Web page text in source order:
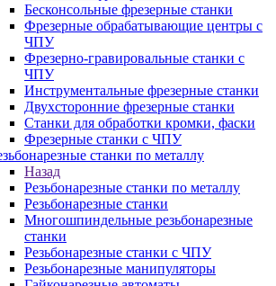
Бесконсольные фрезерные станки
Фрезерные обрабатывающие центры с
ЧПУ
Фрезерно-гравировальные станки с
ЧПУ
Инструментальные фрезерные станки
Двухсторонние фрезерные станки
Станки для обработки кромки, фаски
Фрезерные станки с ЧПУ
станки по металлу
Назад
Резьбонарезные станки по металлу
Резьбонарезные станки
Многошпиндельные резьбонарезные
станки
Резьбонарезные станки с ЧПУ
Резьбонарезные манипуляторы